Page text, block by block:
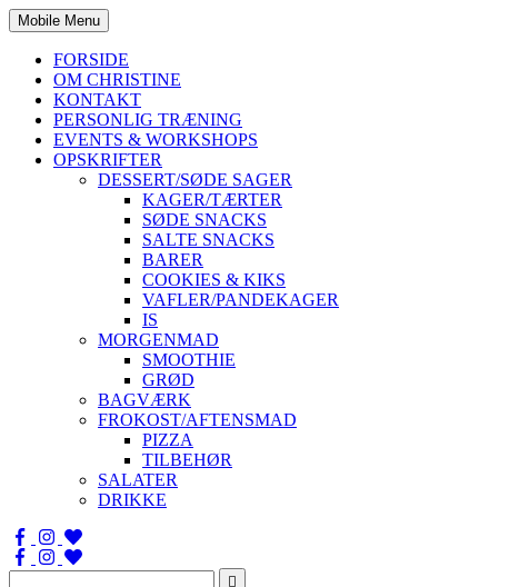
Mobile Menu
FORSIDE
OM CHRISTINE
KONTAKT
PERSONLIG TRÆNING
EVENTS & WORKSHOPS
OPSKRIFTER
DESSERT/SØDE SAGER
KAGER/TÆRTER
SØDE SNACKS
SALTE SNACKS
BARER
COOKIES & KIKS
VAFLER/PANDEKAGER
IS
MORGENMAD
SMOOTHIE
GRØD
BAGVÆRK
FROKOST/AFTENSMAD
PIZZA
TILBEHØR
SALATER
DRIKKE
Søg